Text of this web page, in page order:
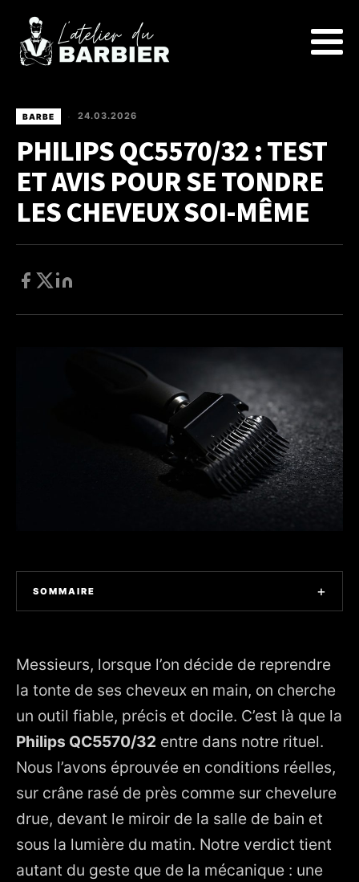
BARBE 24.03.2026
PHILIPS QC5570/32 : TEST
ET AVIS POUR SE TONDRE
LES CHEVEUX SOI-MÊME
SOMMAIRE +
2. Matériaux, géométrie et sécurité de coupe
3. Réglages de longueur : de l’ultra-court au buzz cut
maîtrisé
4. Prise en main : équilibre, contrôle, sérénité
5. Rituel de coupe pas à pas (testé et approuvé au salon)
6. Puissance, autonomie et usage quotidien
7. Nettoyage et entretien : la longévité au bout des doigts
8. Fiche express pour se repérer d’un coup d’œil
Messieurs, lorsque l’on décide de reprendre
la tonte de ses cheveux en main, on cherche
un outil fiable, précis et docile. C’est là que la
Philips QC5570/32 entre dans notre rituel.
Nous l’avons éprouvée en conditions réelles,
sur crâne rasé de près comme sur chevelure
drue, devant le miroir de la salle de bain et
sous la lumière du matin. Notre verdict tient
autant du geste que de la mécanique : une